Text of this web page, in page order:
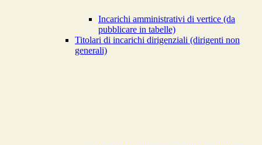
Incarichi amministrativi di vertice (da
pubblicare in tabelle)
Titolari di incarichi dirigenziali (dirigenti non
generali)